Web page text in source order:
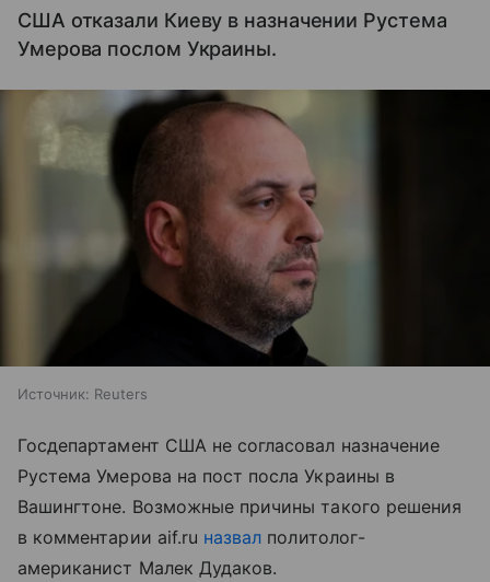
США отказали Киеву в назначении Рустема
Умерова послом Украины.
Источник: Reuters
Госдепартамент США не согласовал назначение
Рустема Умерова на пост посла Украины в
Вашингтоне. Возможные причины такого решения
в комментарии aif.ru назвал политолог-
американист Малек Дудаков.